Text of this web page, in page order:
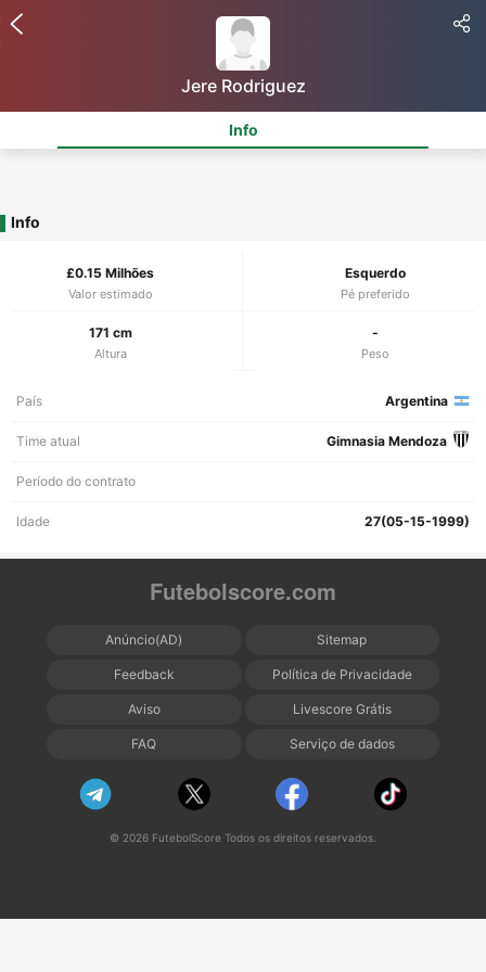
Jere Rodriguez
Info
Info
£0.15 Milhões
Valor estimado
Esquerdo
Pé preferido
171 cm
Altura
-
Peso
País Argentina
Time atual Gimnasia Mendoza
Período do contrato
Idade 27(05-15-1999)
Futebolscore.com
Anúncio(AD) Sitemap
Feedback Política de Privacidade
Aviso Livescore Grátis
FAQ Serviço de dados
© 2026 FutebolScore Todos os direitos reservados.